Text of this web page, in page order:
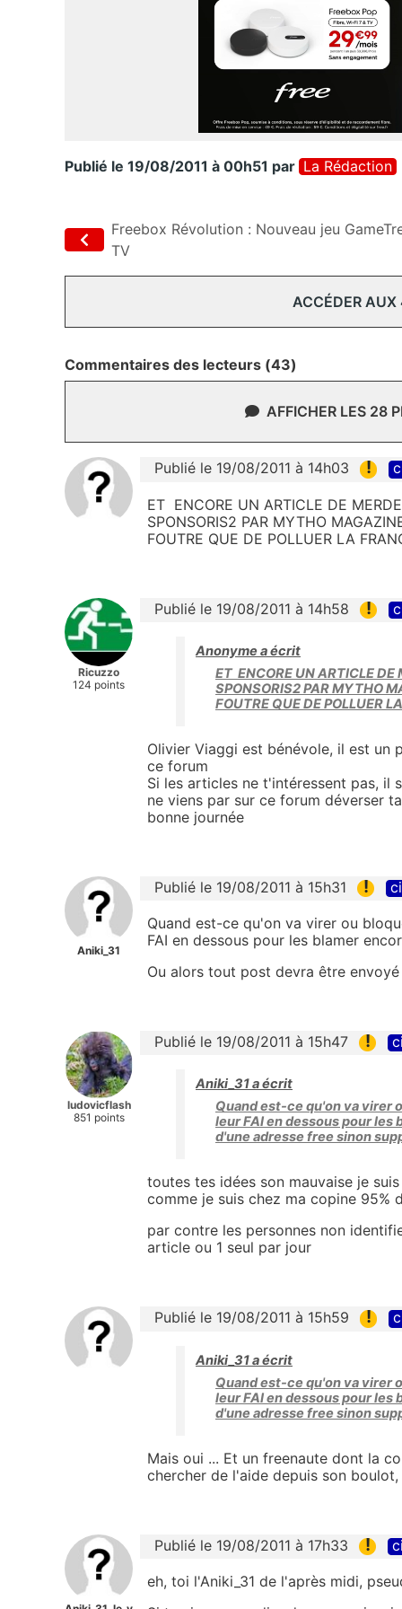
Publié le 19/08/2011 à 00h51 par La Rédaction
Freebox Révolution : Nouveau jeu
TV
ACCÉDER
Commentaires des lecteurs (43)
AFFICHER LES 28
Publié le 19/08/2011 à 14h03 !
ET ENCORE UN ARTICLE DE
SPONSORIS2 PAR MYTHO
FOUTRE QUE DE POLLUER LA
Ricuzzo
124 points
Publié le 19/08/2011 à 14h58 !
Anonyme a écrit
ET ENCORE UN ARTICLE
SPONSORIS2 PAR MYTHO
FOUTRE QUE DE POLLUER
Olivier Viaggi est bénévole, il est un
ce forum
Si les articles ne t'intéressent pas, il
ne viens par sur ce forum déverser
bonne journée
Aniki_31
Publié le 19/08/2011 à 15h31 !
Quand est-ce qu'on va virer ou
FAI en dessous pour les blamer
Ou alors tout post devra être
ludovicflash
851 points
Publié le 19/08/2011 à 15h47 !
Aniki_31 a écrit
Quand est-ce qu'on va virer
leur FAI en dessous pour
d'une adresse free sinon
toutes tes idées son mauvaise je
comme je suis chez ma copine 95%
par contre les personnes non
article ou 1 seul par jour
Publié le 19/08/2011 à 15h59 !
Aniki_31 a écrit
Quand est-ce qu'on va virer
leur FAI en dessous pour
d'une adresse free sinon
Mais oui ... Et un freenaute dont la
chercher de l'aide depuis son boulot,
Publié le 19/08/2011 à 17h33 !
eh, toi l'Aniki_31 de l'après midi,